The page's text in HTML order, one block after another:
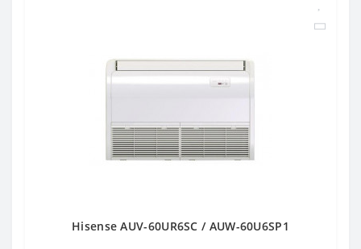
Hisense AUV-60UR6SC / AUW-60U6SP1